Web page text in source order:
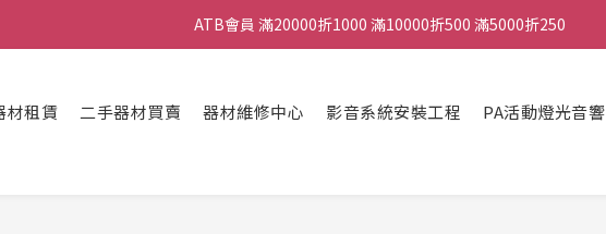
ATB會員 滿20000折1000 滿10000折500 滿5000折250
ATB會員 滿20000折1000 滿10000折500 滿5000折250
單顆效果器最低44折
材租賃 二手器材買賣 器材維修中心 影音系統安裝工程 PA活動燈光音響